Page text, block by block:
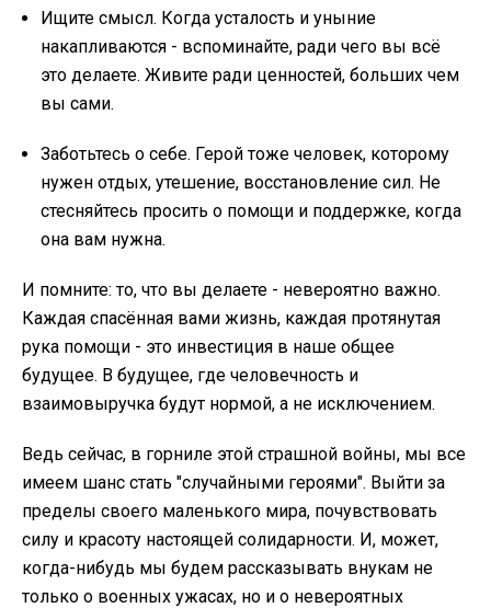
Ищите смысл. Когда усталость и уныние
накапливаются - вспоминайте, ради чего вы всё
это делаете. Живите ради ценностей, больших чем
вы сами.
Заботьтесь о себе. Герой тоже человек, которому
нужен отдых, утешение, восстановление сил. Не
стесняйтесь просить о помощи и поддержке, когда
она вам нужна.
И помните: то, что вы делаете - невероятно важно.
Каждая спасённая вами жизнь, каждая протянутая
рука помощи - это инвестиция в наше общее
будущее. В будущее, где человечность и
взаимовыручка будут нормой, а не исключением.
Ведь сейчас, в горниле этой страшной войны, мы все
имеем шанс стать "случайными героями". Выйти за
пределы своего маленького мира, почувствовать
силу и красоту настоящей солидарности. И, может,
когда-нибудь мы будем рассказывать внукам не
только о военных ужасах, но и о невероятных